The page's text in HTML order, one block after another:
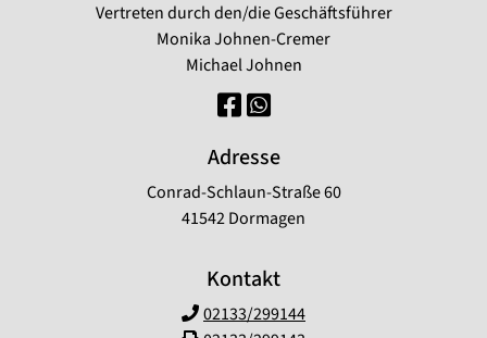
Vertreten durch den/die Geschäftsführer
Monika Johnen-Cremer
Michael Johnen
Adresse
Conrad-Schlaun-Straße 60
41542 Dormagen
Kontakt
02133/299144